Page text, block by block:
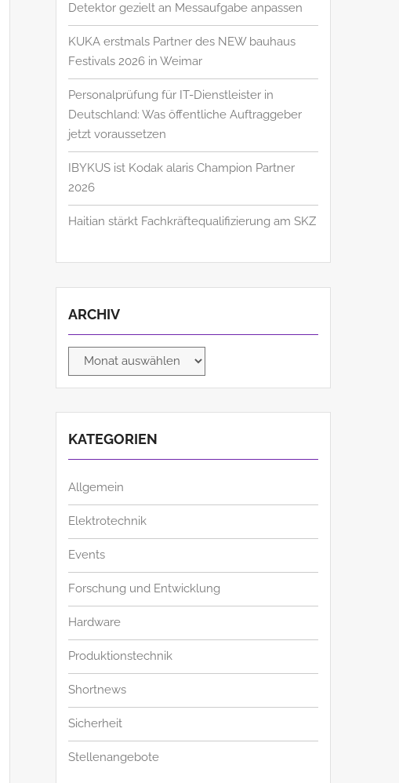
Detektor gezielt an Messaufgabe anpassen
KUKA erstmals Partner des NEW bauhaus
Festivals 2026 in Weimar
Personalprüfung für IT-Dienstleister in
Deutschland: Was öffentliche Auftraggeber
jetzt voraussetzen
IBYKUS ist Kodak alaris Champion Partner
2026
Haitian stärkt Fachkräftequalifizierung am SKZ
ARCHIV
Archiv
KATEGORIEN
Allgemein
Elektrotechnik
Events
Forschung und Entwicklung
Hardware
Produktionstechnik
Shortnews
Sicherheit
Stellenangebote